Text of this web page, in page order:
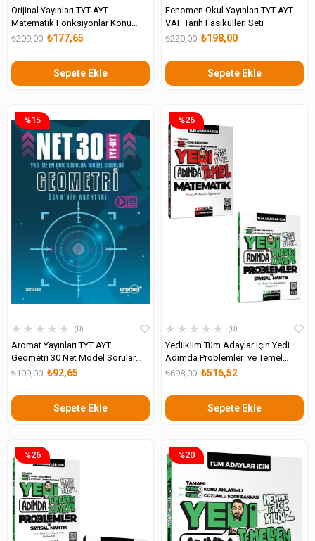
Orijinal Yayınları TYT AYT
Matematik Fonksiyonlar Konu
Anlatımlı Eğitim Seti
₺177,65
₺209,00
Sepete Ekle
Fenomen Okul Yayınları TYT AYT
VAF Tarih Fasikülleri Seti
₺198,00
₺220,00
Sepete Ekle
★ ★ ★ ★ ★ 0
Aromat Yayınları TYT AYT
Geometri 30 Net Model Sorular
Soru Bankası₺92,65
₺109,00
Sepete Ekle
%15
★ ★ ★ ★ ★ 0
Yediiklim Tüm Adaylar için Yedi
Adımda Problemler ve Temel
Matematik Konu Anlatımlı Video
₺516,52
₺698,00
Sepete Ekle
%26
%26 %20